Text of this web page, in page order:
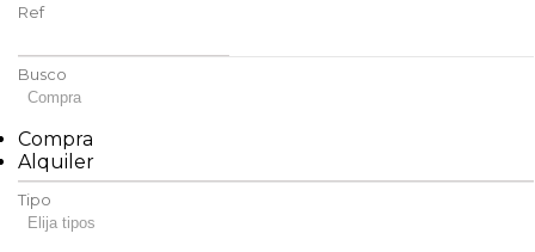
Ref
Busco
Compra
Compra
Alquiler
Tipo
Elija tipos